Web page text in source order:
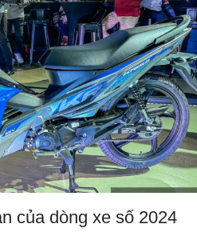
của dòng xe số 2024